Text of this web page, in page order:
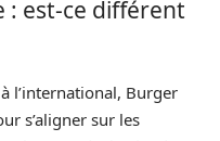
: est-ce différent
l’international, Burger
s’aligner sur les